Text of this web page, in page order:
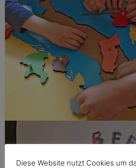
Diese Website nutzt Cookies um